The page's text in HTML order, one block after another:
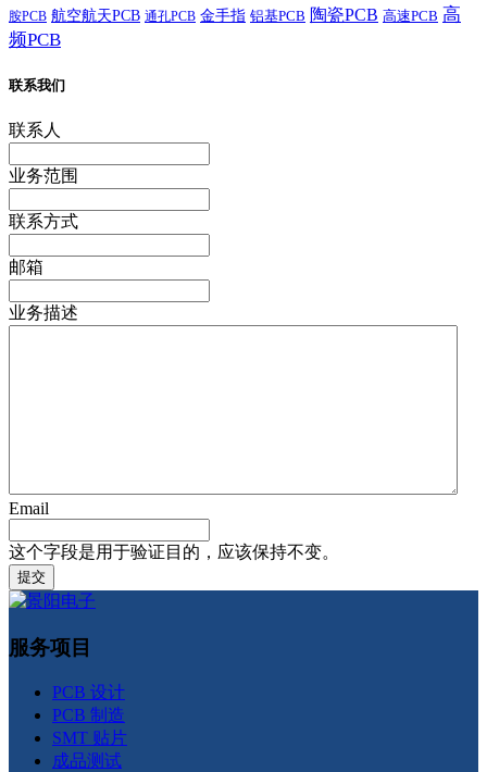
胺PCB 航空航天PCB 通孔PCB 金手指 铝基PCB 陶瓷PCB 高速PCB 高
频PCB
联系我们
联系人
业务范围
联系方式
邮箱
业务描述
Email
这个字段是用于验证目的，应该保持不变。
服务项目
PCB 设计
PCB 制造
SMT 贴片
成品测试